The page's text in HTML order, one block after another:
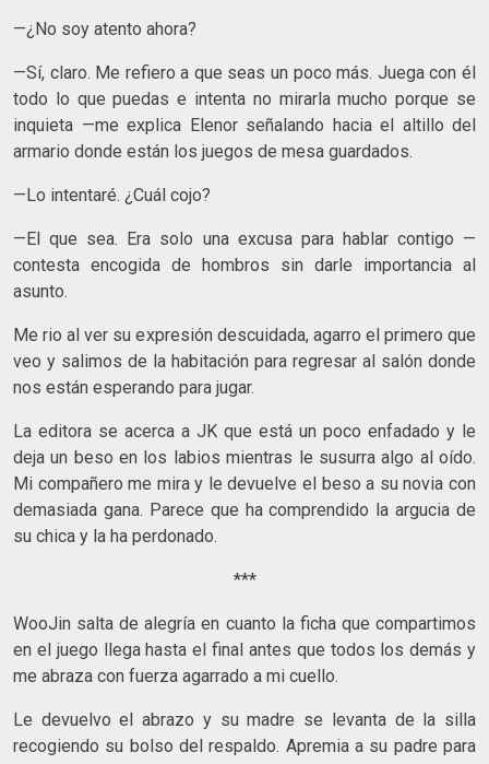
—¿No soy atento ahora?
—Sí, claro. Me refiero a que seas un poco más. Juega con él
todo lo que puedas e intenta no mirarla mucho porque se
inquieta —me explica Elenor señalando hacia el altillo del
armario donde están los juegos de mesa guardados.
—Lo intentaré. ¿Cuál cojo?
—El que sea. Era solo una excusa para hablar contigo —
contesta encogida de hombros sin darle importancia al
asunto.
Me rio al ver su expresión descuidada, agarro el primero que
veo y salimos de la habitación para regresar al salón donde
nos están esperando para jugar.
La editora se acerca a JK que está un poco enfadado y le
deja un beso en los labios mientras le susurra algo al oído.
Mi compañero me mira y le devuelve el beso a su novia con
demasiada gana. Parece que ha comprendido la argucia de
su chica y la ha perdonado.
***
WooJin salta de alegría en cuanto la ficha que compartimos
en el juego llega hasta el final antes que todos los demás y
me abraza con fuerza agarrado a mi cuello.
Le devuelvo el abrazo y su madre se levanta de la silla
recogiendo su bolso del respaldo. Apremia a su padre para